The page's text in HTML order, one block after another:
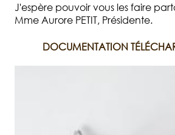
J'espère pouvoir vous les faire
Mme Aurore PETIT, Présidente.
DOCUMENTATION